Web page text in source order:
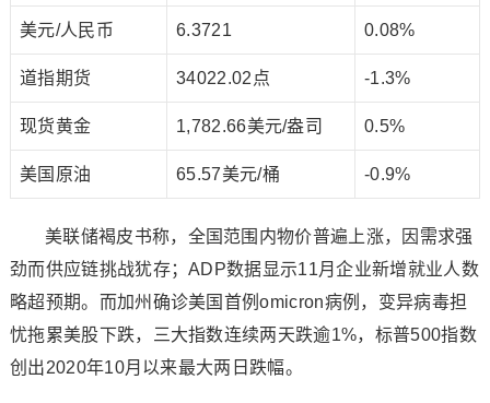
美元/人民币 6.3721 0.08%
道指期货 34022.02点 -1.3%
现货黄金 1,782.66美元/盎司 0.5%
美国原油 65.57美元/桶 -0.9%
美联储褐皮书称，全国范围内物价普遍上涨，因需求强
劲而供应链挑战犹存；ADP数据显示11月企业新增就业人数
略超预期。而加州确诊美国首例omicron病例，变异病毒担
忧拖累美股下跌，三大指数连续两天跌逾1%，标普500指数
创出2020年10月以来最大两日跌幅。